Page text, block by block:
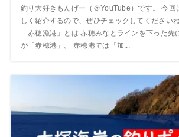
釣り大好きもんげー（＠YouTube）です。 今回
しく紹介するので、ぜひチェックしてください
「赤穂漁港」とは 赤穂みなとラインを下った先
が「赤穂港」。 赤穂港では「加...